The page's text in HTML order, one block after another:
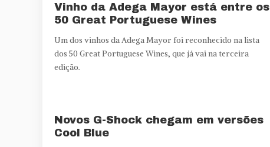
Vinho da Adega Mayor está entre os
50 Great Portuguese Wines
Um dos vinhos da Adega Mayor foi reconhecido na lista
dos 50 Great Portuguese Wines, que já vai na terceira
edição.
Novos G-Shock chegam em versões
Cool Blue